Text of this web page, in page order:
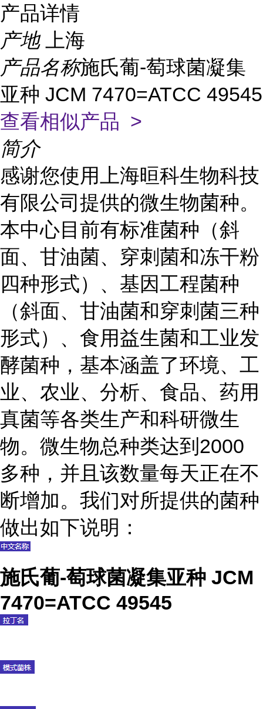
产品详情
产地
上海
产品名称施氏葡-萄球菌凝集
亚种 JCM 7470=ATCC 49545
查看相似产品 >
简介
感谢您使用上海晅科生物科技
有限公司提供的微生物菌种。
本中心目前有标准菌种（斜
面、甘油菌、穿刺菌和冻干粉
四种形式）、基因工程菌种
（斜面、甘油菌和穿刺菌三种
形式）、食用益生菌和工业发
酵菌种，基本涵盖了环境、工
业、农业、分析、食品、药用
真菌等各类生产和科研微生
物。微生物总种类达到2000
多种，并且该数量每天正在不
断增加。我们对所提供的菌种
做出如下说明：
施氏葡-萄球菌凝集亚种 JCM
7470=ATCC 49545